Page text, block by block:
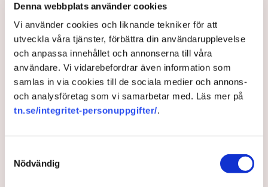
Denna webbplats använder cookies
Vi använder cookies och liknande tekniker för att
utveckla våra tjänster, förbättra din användarupplevelse
och anpassa innehållet och annonserna till våra
användare. Vi vidarebefordrar även information som
samlas in via cookies till de sociala medier och annons-
och analysföretag som vi samarbetar med. Läs mer på
tn.se/integritet-personuppgifter/.
Nödvändig
han.
Då det översta lagret används till odlingstorv, riskerar
stora delar av, eller hela, torvtäkten att bli otjänlig och
oanvändbar.
– Vi måste ta bort den del av täkten som är
kontaminerad, och det innebär stora kostnader. Jag vet
inte hur mycket det rör sig om i år, men bara förra året
säger han.
Rickard Axdorff, generalsekreterare på Svensk Torv, där
Neova är medlem, berättar att ogrässpridningen i